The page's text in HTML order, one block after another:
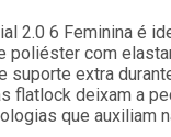
2.0 6 Feminina é
poliéster com
suporte extra
flatlock deixam a
que auxiliam